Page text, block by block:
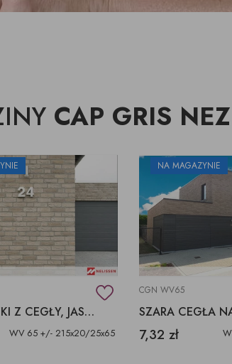
CAP GRIS NEZ
SZARE PŁYTKI Z CEGŁY, JASNY MUR CAP GRIS
WV 65 +/- 215x20/25x65
NA MAGAZYNIE
CGN WV65
7,32 zł